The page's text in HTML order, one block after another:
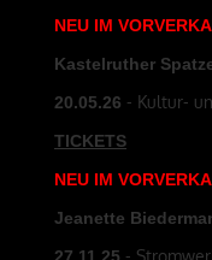
NEU IM
Kastelruther
20.05.26 - Kultur-
TICKETS
NEU IM
Jeanette
-